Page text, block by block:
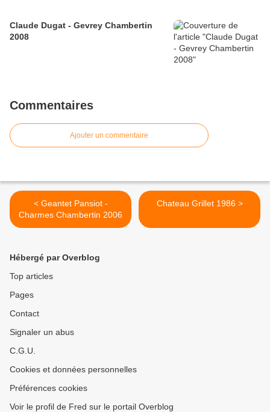
Claude Dugat - Gevrey Chambertin
2008
Commentaires
Ajouter un commentaire
< Geantet Pansiot -
Charmes Chambertin 2006
Chateau Grillet 1986 >
Hébergé par Overblog
Top articles
Pages
Contact
Signaler un abus
C.G.U.
Cookies et données personnelles
Préférences cookies
Voir le profil de Fred sur le portail Overblog